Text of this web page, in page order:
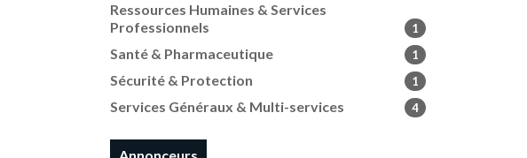
Ressources Humaines & Services
Professionnels
1
Santé & Pharmaceutique 1
Sécurité & Protection 1
Services Généraux & Multi-services 4